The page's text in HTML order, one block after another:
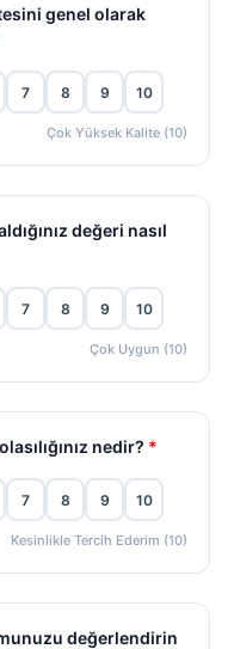
genel olarak
7 8 9 10
Çok Yüksek Kalite (10)
değeri nasıl
7 8 9 10
Çok Uygun (10)
nedir? *
7 8 9 10
Kesinlikle Tercih Ederim (10)
değerlendirin